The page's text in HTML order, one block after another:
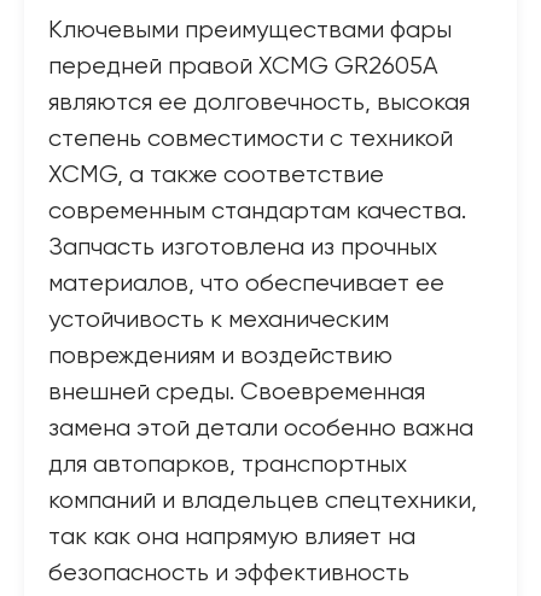
Ключевыми преимуществами фары
передней правой XCMG GR2605A
являются ее долговечность, высокая
степень совместимости с техникой
XCMG, а также соответствие
современным стандартам качества.
Запчасть изготовлена из прочных
материалов, что обеспечивает ее
устойчивость к механическим
повреждениям и воздействию
внешней среды. Своевременная
замена этой детали особенно важна
для автопарков, транспортных
компаний и владельцев спецтехники,
так как она напрямую влияет на
безопасность и эффективность